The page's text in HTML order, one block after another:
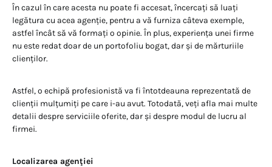
În cazul în care acesta nu poate fi accesat, încercați să luați
legătura cu acea agenție, pentru a vă furniza câteva exemple,
astfel încât să vă formați o opinie. În plus, experiența unei firme
nu este redat doar de un portofoliu bogat, dar și de mărturiile
clienților.
Astfel, o echipă profesionistă va fi întotdeauna reprezentată de
clienții mulțumiți pe care i-au avut. Totodată, veți afla mai multe
detalii despre serviciile oferite, dar și despre modul de lucru al
firmei.
Localizarea agenţiei